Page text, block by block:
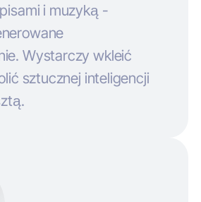
i muzyką -
Wystarczy wkleić
sztucznej inteligencji